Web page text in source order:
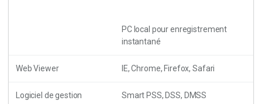
PC local pour enregistrement
instantané
Web Viewer IE, Chrome, Firefox, Safari
Logiciel de gestion Smart PSS, DSS, DMSS